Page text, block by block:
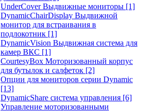
UnderCover Выдвижные мониторы [1]
DynamicChairDisplay Выдвижной
монитор для встраивания в
подлокотник [1]
DynamicVision Выдвижная система для
камер ВКС [1]
CourtesyBox Моторизованный корпус
для бутылок и салфеток [2]
Опции для мониторов серии Dynamic
[13]
DynamicShare система управления [6]
Управление моторизованными